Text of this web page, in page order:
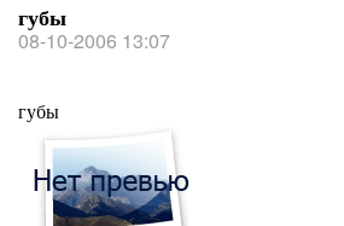
губы
08-10-2006 13:07
губы